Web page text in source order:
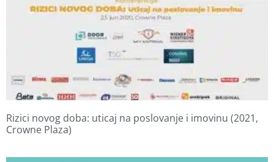
Rizici novog doba: uticaj na poslovanje i imovinu (2021,
Crowne Plaza)